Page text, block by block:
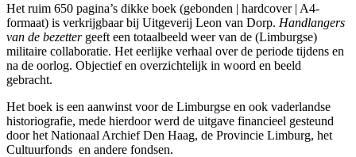
Het ruim 650 pagina’s dikke boek (gebonden | hardcover | A4-
formaat) is verkrijgbaar bij Uitgeverij Leon van Dorp. Handlangers
van de bezettergeeft een totaalbeeld weer van de (Limburgse)
militaire collaboratie. Het eerlijke verhaal over de periode tijdens en
na de oorlog. Objectief en overzichtelijk in woord en beeld
gebracht.
Het boek is een aanwinst voor de Limburgse en ook vaderlandse
historiografie, mede hierdoor werd de uitgave financieel gesteund
door het Nationaal Archief Den Haag, de Provincie Limburg, het
Cultuurfonds en andere fondsen.